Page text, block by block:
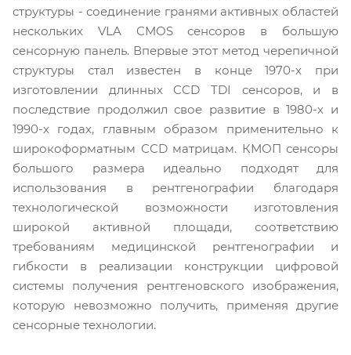
структуры - соединение гранями активных областей
нескольких VLA CMOS сенсоров в большую
сенсорную панель. Впервые этот метод черепичной
структуры стал известен в конце 1970-х при
изготовлении длинных CCD TDI сенсоров, и в
последствие продолжил свое развитие в 1980-х и
1990-х годах, главным образом применительно к
широкоформатным CCD матрицам. КМОП сенсоры
большого размера идеально подходят для
использования в рентгенографии благодаря
технологической возможности изготовления
широкой активной площади, соответствию
требованиям медицинской рентгенографии и
гибкости в реализации конструкции цифровой
системы получения рентгеновского изображения,
которую невозможно получить, применяя другие
сенсорные технологии.